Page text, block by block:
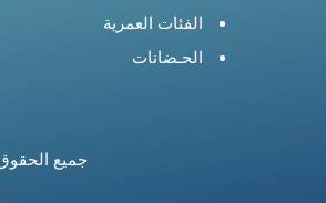
الفئات العمرية
الحـضانات
جميع الحقوق